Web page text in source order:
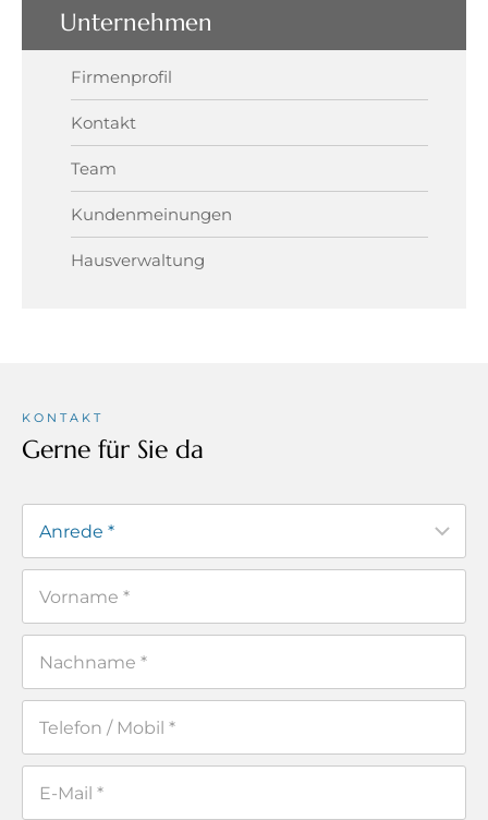
Unternehmen
Firmenprofil
Kontakt
Team
Kundenmeinungen
Hausverwaltung
KONTAKT
Gerne für Sie da